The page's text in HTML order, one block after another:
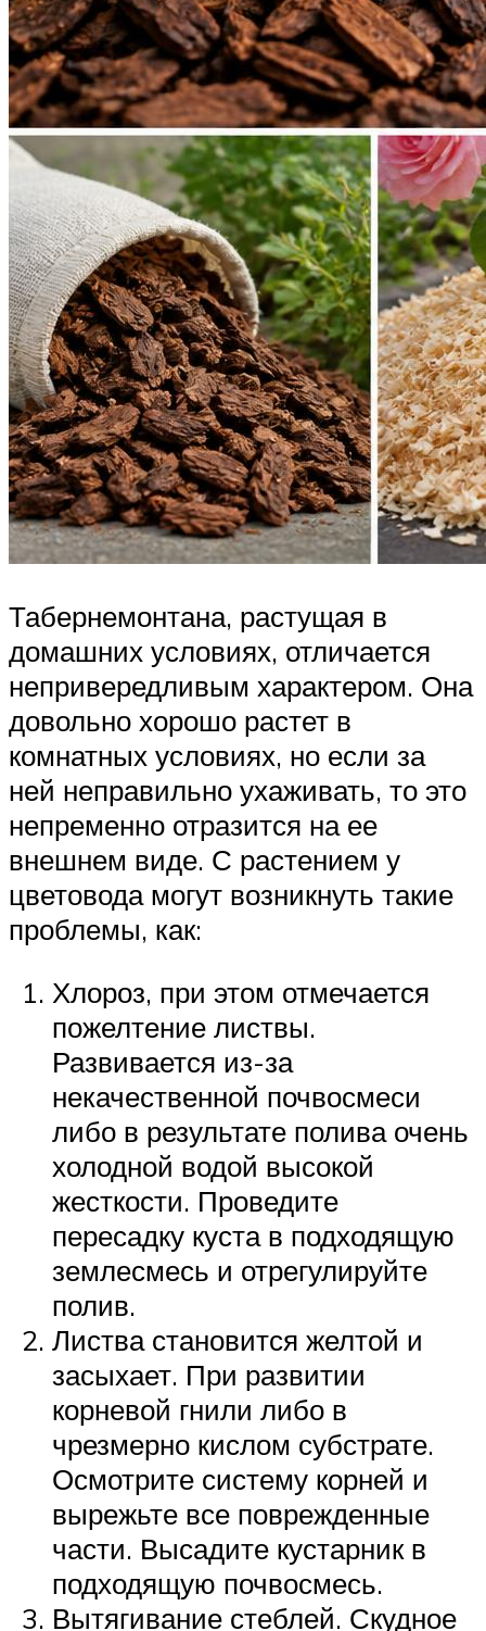
Табернемонтана, растущая в
домашних условиях, отличается
непривередливым характером. Она
довольно хорошо растет в
комнатных условиях, но если за
ней неправильно ухаживать, то это
непременно отразится на ее
внешнем виде. С растением у
цветовода могут возникнуть такие
проблемы, как:
Хлороз, при этом отмечается
пожелтение листвы.
Развивается из-за
некачественной почвосмеси
либо в результате полива очень
холодной водой высокой
жесткости. Проведите
пересадку куста в подходящую
землесмесь и отрегулируйте
полив.
Листва становится желтой и
засыхает. При развитии
корневой гнили либо в
чрезмерно кислом субстрате.
Осмотрите систему корней и
вырежьте все поврежденные
части. Высадите кустарник в
подходящую почвосмесь.
Вытягивание стеблей. Скудное